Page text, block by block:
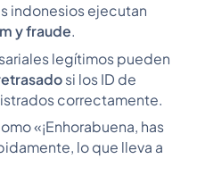
indonesios ejecutan
y fraude.
legítimos pueden
si los ID de
correctamente.
«¡Enhorabuena, has
lo que lleva a